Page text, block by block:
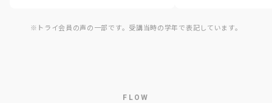
※トライ会員の声の一部です。受講当時の学年で表記しています。
FLOW